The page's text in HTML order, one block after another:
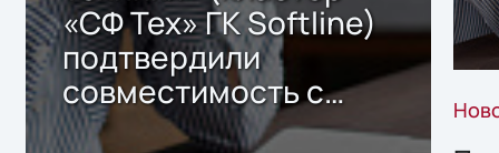
«СФ Тех» ГК Softline)
подтвердили
совместимость с
решением Sharx